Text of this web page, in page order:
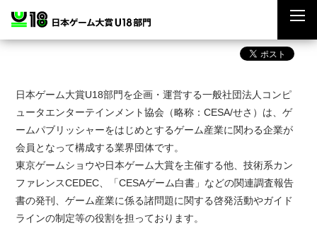
日本ゲーム大賞U18部門を企画・運営する一般社団法人コンピ
ュータエンターテインメント協会（略称：CESA/せさ）は、ゲ
ームパブリッシャーをはじめとするゲーム産業に関わる企業が
会員となって構成する業界団体です。
東京ゲームショウや日本ゲーム大賞を主催する他、技術系カン
ファレンスCEDEC、「CESAゲーム白書」などの関連調査報告
書の発刊、ゲーム産業に係る諸問題に関する啓発活動やガイド
ラインの制定等の役割を担っております。